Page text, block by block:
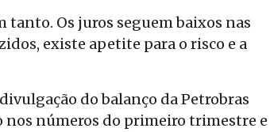
tanto. Os juros seguem baixos nas
existe apetite para o risco e a
do balanço da Petrobras
nos números do primeiro trimestre e